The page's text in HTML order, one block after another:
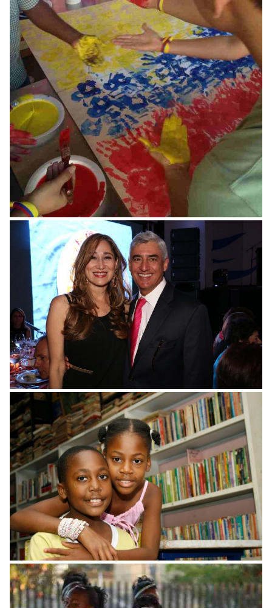
Somos Pacífico
Noche Somos Pacífico
Premio Cívico